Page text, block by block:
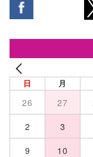
日 月
26 27
2
3
9
10